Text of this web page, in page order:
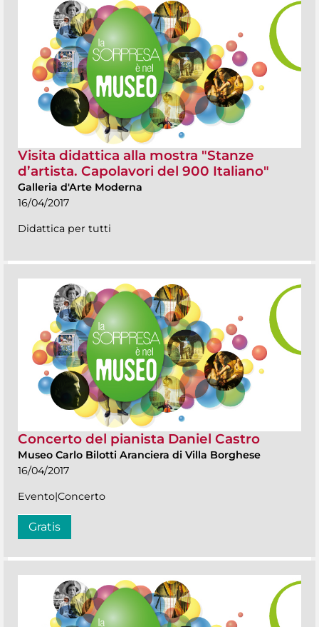
Visita didattica alla mostra "Stanze
d’artista. Capolavori del 900 Italiano"
Galleria d'Arte Moderna
16/04/2017
Didattica per tutti
Concerto del pianista Daniel Castro
Museo Carlo Bilotti Aranciera di Villa Borghese
16/04/2017
Evento|Concerto
Gratis